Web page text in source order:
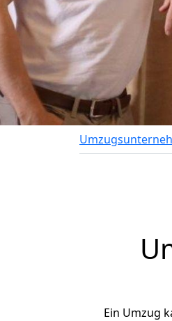
Ein Umzug